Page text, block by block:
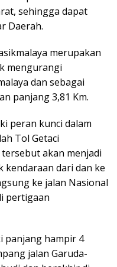
sehingga dapat
Daerah.
merupakan
mengurangi
dan sebagai
panjang 3,81 Km.
kunci dalam
Tol Getaci
akan menjadi
dari dan ke
ke jalan Nasional
pertigaan
hampir 4
jalan Garuda-